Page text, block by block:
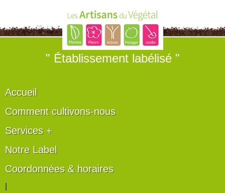
" Établissement labélisé "
Accueil
Comment cultivons-nous
Services +
Notre Label
Coordonnées & horaires